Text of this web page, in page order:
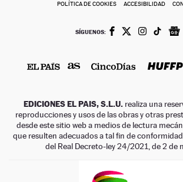
POLÍTICA DE COOKIES ACCESIBILIDAD
SÍGUENOS:
EDICIONES EL PAIS, S.L.U. realiza una
reproducciones y usos de las obras y otras
desde este sitio web a medios de lectura
que resulten adecuados a tal fin de
del Real Decreto-ley 24/2021, de 2 de